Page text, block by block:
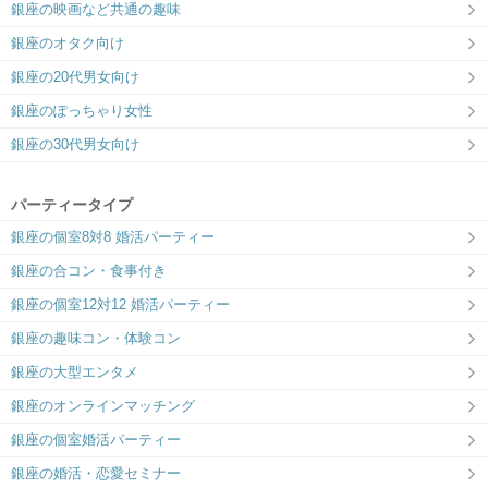
銀座の映画など共通の趣味
銀座のオタク向け
銀座の20代男女向け
銀座のぽっちゃり女性
銀座の30代男女向け
パーティータイプ
銀座の個室8対8 婚活パーティー
銀座の合コン・食事付き
銀座の個室12対12 婚活パーティー
銀座の趣味コン・体験コン
銀座の大型エンタメ
銀座のオンラインマッチング
銀座の個室婚活パーティー
銀座の婚活・恋愛セミナー